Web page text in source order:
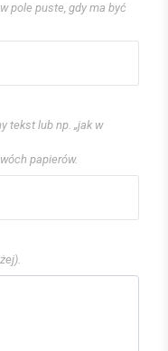
pole puste, gdy ma być
tekst lub np. „jak w
papierów.